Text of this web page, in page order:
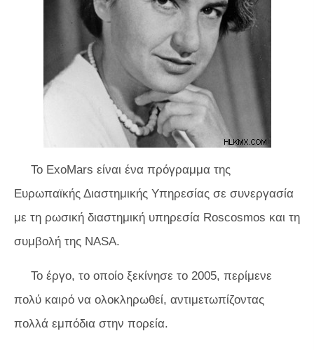
Το ExoMars είναι ένα πρόγραμμα της
Ευρωπαϊκής Διαστημικής Υπηρεσίας σε συνεργασία
με τη ρωσική διαστημική υπηρεσία Roscosmos και τη
συμβολή της NASA.
Το έργο, το οποίο ξεκίνησε το 2005, περίμενε
πολύ καιρό να ολοκληρωθεί, αντιμετωπίζοντας
πολλά εμπόδια στην πορεία.